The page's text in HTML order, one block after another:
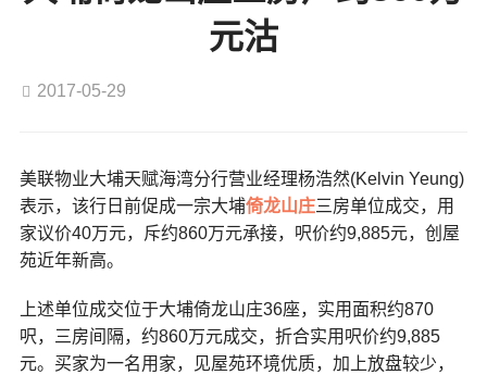
元沽
2017-05-29
美联物业大埔天赋海湾分行营业经理杨浩然(Kelvin Yeung)
表示，该行日前促成一宗大埔倚龙山庄三房单位成交，用
家议价40万元，斥约860万元承接，呎价约9,885元，创屋
苑近年新高。
上述单位成交位于大埔倚龙山庄36座，实用面积约870
呎，三房间隔，约860万元成交，折合实用呎价约9,885
元。买家为一名用家，见屋苑环境优质，加上放盘较少，